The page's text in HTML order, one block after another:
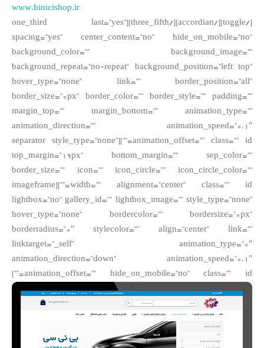
www.binicishop.ir
[/toggle][/accordian][/three_fifth][one_third last=”yes”
spacing=”yes” center_content=”no” hide_on_mobile=”no”
background_color=”” background_image=””
background_repeat=”no-repeat” background_position=”left top”
hover_type=”none” link=”” border_position=”all”
border_size=”0px” border_color=”” border_style=”” padding=””
margin_top=”” margin_bottom=”” animation_type=””
animation_direction=”” animation_speed=”0.1″
animation_offset=”” class=”” id=””][separator style_type=”none”
top_margin=”19px” bottom_margin=”” sep_color=””
border_size=”” icon=”” icon_circle=”” icon_circle_color=””
width=”” alignment=”center” class=”” id=””][imageframe
lightbox=”no” gallery_id=”” lightbox_image=”” style_type=”none”
hover_type=”none” bordercolor=”” bordersize=”0px”
borderradius=”0″ stylecolor=”” align=”center” link=””
linktarget=”_self” animation_type=”0″
animation_direction=”down” animation_speed=”0.1″
animation_offset=”” hide_on_mobile=”no” class=”” id=””]